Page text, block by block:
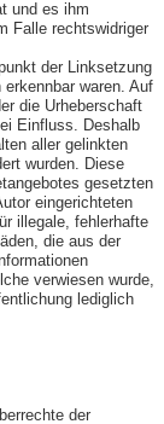
und es ihm
Falle rechtswidriger
der Linksetzung
waren. Auf
die Urheberschaft
Einfluss. Deshalb
aller gelinkten
wurden. Diese
gesetzten
eingerichteten
illegale, fehlerhafte
die aus der
verwiesen wurde,
lediglich
der